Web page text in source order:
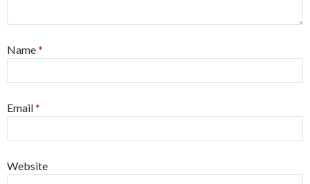
Name*
Email*
Website